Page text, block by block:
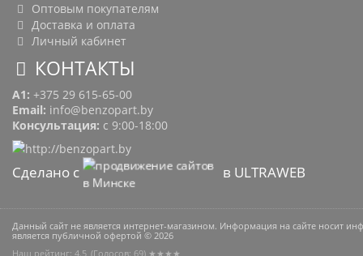
Оптовым покупателям
Доставка и оплата
Личный кабинет
КОНТАКТЫ
A1: +375 29 615-65-00
Email: info@benzopart.by
Консультация: с 9:00-18:00
Сделано с в ULTRAWEB
Данный сайт не является интернет-магазином. Информация на сайте носит
является публичной офертой © 2026
Наш рейтинг: 4.5 (Голосов: 69) ★★★★